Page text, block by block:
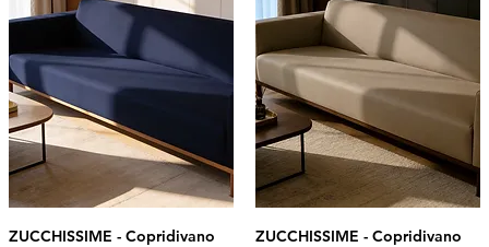
ZUCCHISSIME - Copridivano
ZUCCHISSIME - Copridivano